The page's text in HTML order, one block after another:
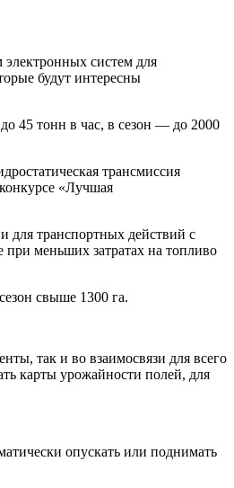
систем для
будут интересны
45 тонн в час, в сезон — до 2000
трансмиссия
«Лучшая
для транспортных действий с
меньших затратах на топливо
свыше 1300 га.
так и во взаимосвязи для всего
карты урожайности полей, для
опускать или поднимать